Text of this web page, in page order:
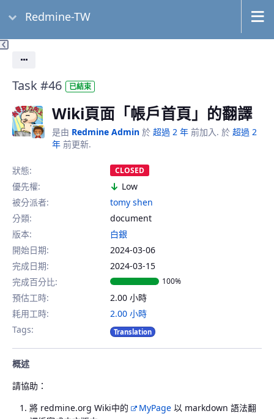
Redmine-TW
Task #46 已結束
Wiki頁面「帳戶首頁」的翻譯
是由 Redmine Admin 於 超過 2 年 前加入. 於 超過 2
年 前更新.
狀態: CLOSED
優先權:
Low
被分派者:
tomy shen
分類:
document
版本:
白銀
開始日期:
2024-03-06
完成日期:
2024-03-15
完成百分比:
100%
預估工時:
2.00 小時
耗用工時:
2.00 小時
Tags:
Translation
概述
請協助：
將 redmine.org Wiki中的
MyPage 以 markdown 語法翻